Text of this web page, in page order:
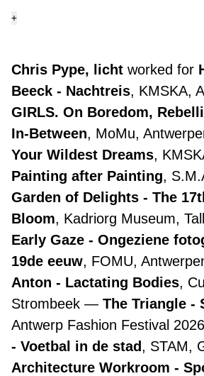
+
Chris Pype, licht worked for
Beeck - Nachtreis, KMSKA,
GIRLS. On Boredom,
In-Between, MoMu,
Your Wildest Dreams,
Painting after Painting,
Garden of Delights - The
Bloom, Kadriorg Museum,
Early Gaze - Ongeziene
19de eeuw, FOMU,
Anton - Lactating Bodies,
Strombeek
The Triangle -
Antwerp Fashion Festival 2026
- Voetbal in de stad, STAM,
Architecture Workroom -